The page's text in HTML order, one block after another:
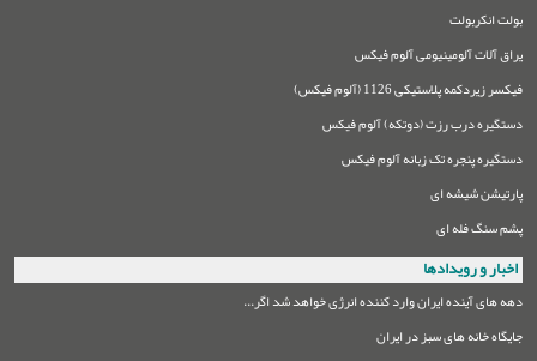
بولت انکربولت
یراق آلات آلومینیومی آلوم فیکس
فیکسر زیردکمه پلاستیکی 1126 (آلوم فیکس)
دستگیره درب رزت (دوتکه) آلوم فیکس
دستگیره پنجره تک زبانه آلوم فیکس
پارتیشن شیشه ای
پشم سنگ فله ای
اخبار و رویدادها
دهه های آینده ایران وارد کننده انرژی خواهد شد اگر...
جایگاه خانه های سبز در ایران